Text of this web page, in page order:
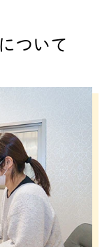
ついて